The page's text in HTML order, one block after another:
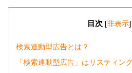
目次 [非表示]
検索連動型広告とは？
「検索連動型広告」はリスティン